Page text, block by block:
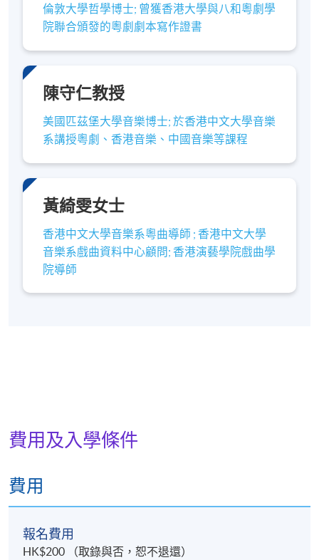
學銜及評核：
學員必須於下列評核方法中成績合格，方可按香港大
唱教學深造文憑」 ：
1. 每單元出席率70%或以上
3. 堂上報告
5. 測驗
修業期
地點
港島東分校
倫敦大學哲學博士; 曾獲香港大學與八和粵劇學
院聯合頒發的粵劇劇本寫作證書
陳守仁教授
美國匹茲堡大學音樂博士; 於香港中文大學音樂
系講授粵劇、香港音樂、中國音樂等課程
黃綺雯女士
香港中文大學音樂系粵曲導師 ; 香港中文大學
音樂系戲曲資料中心顧問; 香港演藝學院戲曲學
院導師
費用及入學條件
費用
報名費用
HK$200 （取錄與否，恕不退還）